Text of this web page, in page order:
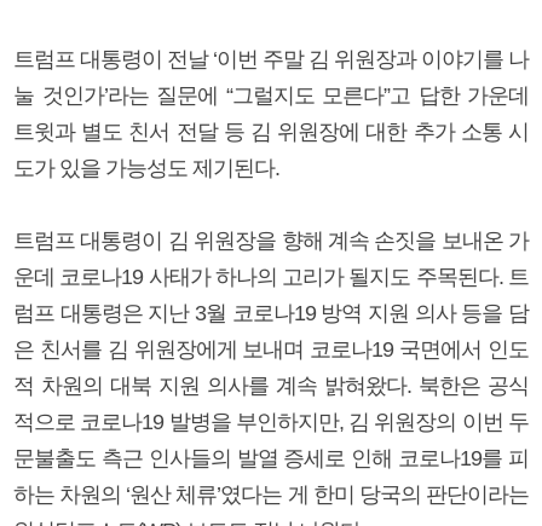
트럼프 대통령이 전날 ‘이번 주말 김 위원장과 이야기를 나
눌 것인가’라는 질문에 “그럴지도 모른다”고 답한 가운데
트윗과 별도 친서 전달 등 김 위원장에 대한 추가 소통 시
도가 있을 가능성도 제기된다.
트럼프 대통령이 김 위원장을 향해 계속 손짓을 보내온 가
운데 코로나19 사태가 하나의 고리가 될지도 주목된다. 트
럼프 대통령은 지난 3월 코로나19 방역 지원 의사 등을 담
은 친서를 김 위원장에게 보내며 코로나19 국면에서 인도
적 차원의 대북 지원 의사를 계속 밝혀왔다. 북한은 공식
적으로 코로나19 발병을 부인하지만, 김 위원장의 이번 두
문불출도 측근 인사들의 발열 증세로 인해 코로나19를 피
하는 차원의 ‘원산 체류’였다는 게 한미 당국의 판단이라는